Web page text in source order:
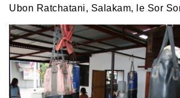
Ubon Ratchatani, Salakam, le Sor